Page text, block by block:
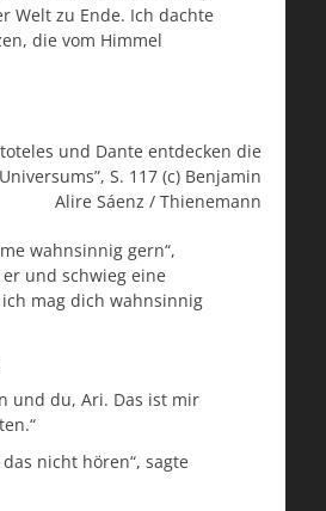
Welt zu Ende. Ich dachte
die vom Himmel
und Dante entdecken die
S. 117 (c) Benjamin
Alire Sáenz / Thienemann
wahnsinnig gern“,
und schwieg eine
ich mag dich wahnsinnig
und du, Ari. Das ist mir
nicht hören“, sagte